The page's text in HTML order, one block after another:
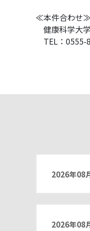
≪本件合わせ≫
健康科学大
TEL：0555-
2026年08
2026年08